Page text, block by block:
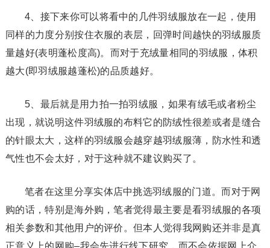
4、接下来你可以将看中的几件羽绒服放在一起，使用
同样的力度分别按住衣服的表层，回弹时间越快的羽绒服质
量越好(表明蓬松度高)。而对于充绒量相同的羽绒服，体积
越大(即羽绒服越蓬松)的品质越好。
5、最后就是用力拍一拍羽绒服，如果有绒毛或者粉尘
出现，就说明这件羽绒服的布料它的防绒性很差或者是缝合
的针眼太大，这样的羽绒服会越穿越羽绒服薄，防水性和透
气性也不会太好，对于这种就不建议购买了。
笔者在这里分享实体店中挑选羽绒服的门道。而对于网
购的话，特别是海外购，笔者觉得最主要是看羽绒服的各项
相关参数和其他用户的评价。但本人觉得我网购还并非是真
正意义上的网购–我会先进行线下研究，而不会依据网上介